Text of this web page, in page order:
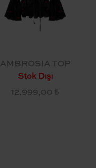
AMBROSIA TOP
Stok Dışı
12.999,00 ₺